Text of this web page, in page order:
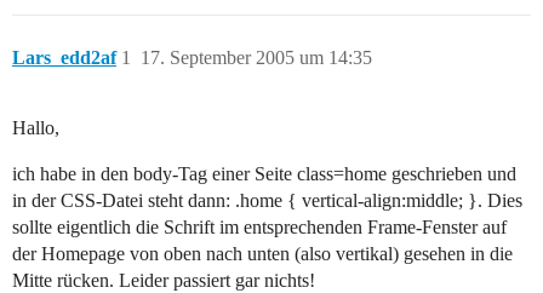
Lars_edd2af 17. September 2005 um 14:35
1
Hallo,
ich habe in den body-Tag einer Seite class=home geschrieben und
in der CSS-Datei steht dann: .home { vertical-align:middle; }. Dies
sollte eigentlich die Schrift im entsprechenden Frame-Fenster auf
der Homepage von oben nach unten (also vertikal) gesehen in die
Mitte rücken. Leider passiert gar nichts!